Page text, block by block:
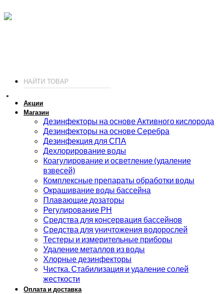
Акции
Магазин
Дезинфекторы на основе Активного кислорода
Дезинфекторы на основе Серебра
Дезинфекция для СПА
Дехлорирование воды
Коагулирование и осветление (удаление
взвесей)
Комплексные препараты обработки воды
Окрашивание воды бассейна
Плавающие дозаторы
Регулирование РН
Средства для консервация бассейнов
Средства для уничтожения водорослей
Тестеры и измерительные приборы
Удаление металлов из воды
Хлорные дезинфекторы
Чистка. Стабилизация и удаление солей
жесткости
Оплата и доставка